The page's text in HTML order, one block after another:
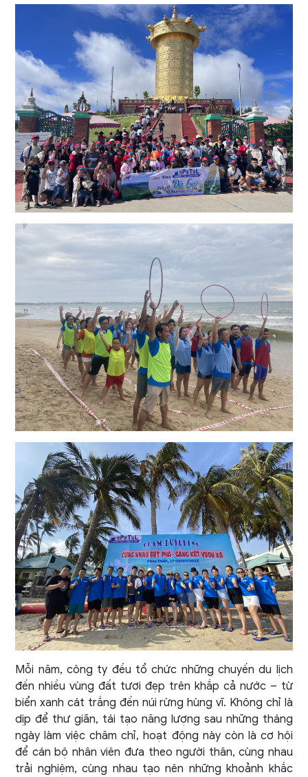
Mỗi năm, công ty đều tổ chức những chuyến du lịch
đến nhiều vùng đất tươi đẹp trên khắp cả nước – từ
biển xanh cát trắng đến núi rừng hùng vĩ. Không chỉ là
dịp để thư giãn, tái tạo năng lượng sau những tháng
ngày làm việc chăm chỉ, hoạt động này còn là cơ hội
để cán bộ nhân viên đưa theo người thân, cùng nhau
trải nghiệm, cùng nhau tạo nên những khoảnh khắc